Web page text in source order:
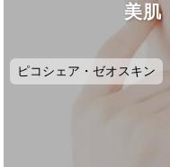
美肌
ピコシェア・ゼオスキン